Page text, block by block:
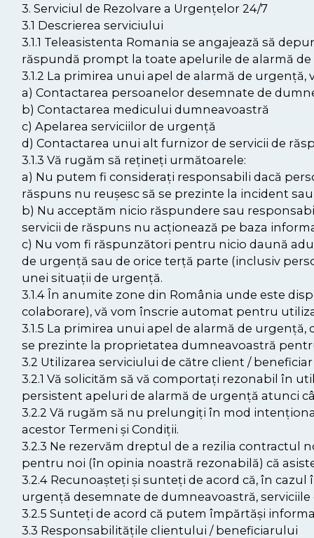
3. Serviciul de Rezolvare a Urgențelor 24/7
3.1 Descrierea serviciului
3.1.1 Teleasistenta Romania se angajează să
răspundă prompt la toate apelurile de alarmă
3.1.2 La primirea unui apel de alarmă de
a) Contactarea persoanelor desemnate de
b) Contactarea medicului dumneavoastră
c) Apelarea serviciilor de urgență
d) Contactarea unui alt furnizor de servicii de
3.1.3 Vă rugăm să rețineți următoarele:
a) Nu putem fi considerați responsabili dacă
răspuns nu reușesc să se prezinte la incident
b) Nu acceptăm nicio răspundere sau
servicii de răspuns nu acționează pe baza
c) Nu vom fi răspunzători pentru nicio daună
de urgență sau de orice terță parte (inclusiv
unei situații de urgență.
3.1.4 În anumite zone din România unde este
colaborare), vă vom înscrie automat pentru
3.1.5 La primirea unui apel de alarmă de
se prezinte la proprietatea dumneavoastră
3.2 Utilizarea serviciului de către client / beneficiar
3.2.1 Vă solicităm să vă comportați rezonabil în
persistent apeluri de alarmă de urgență atunci
3.2.2 Vă rugăm să nu prelungiți în mod
acestor Termeni și Condiții.
3.2.3 Ne rezervăm dreptul de a rezilia
pentru noi (în opinia noastră rezonabilă) că
3.2.4 Recunoașteți și sunteți de acord că, în
urgență desemnate de dumneavoastră, serviciile
3.2.5 Sunteți de acord că putem împărtăși
3.3 Responsabilitățile clientului / beneficiarului